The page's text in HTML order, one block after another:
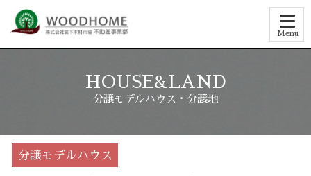
Menu
HOUSE&LAND
分譲モデルハウス・分譲地
分譲モデルハウス